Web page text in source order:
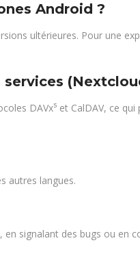
Android ?
ultérieures. Pour une
DAVx⁵ et CalDAV, ce
autres langues.
signalant des bugs ou en